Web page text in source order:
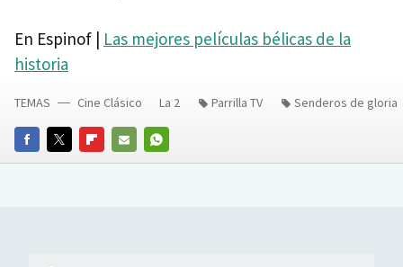
En Espinof | Las mejores películas bélicas de la
historia
FACEBOOKTWITTERFLIPBOARD
E-
WHATSAPP
TEMAS Cine Clásico La 2 Parrilla TV Senderos de gloria